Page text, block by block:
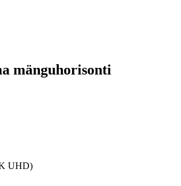
mänguhorisonti
UHD)